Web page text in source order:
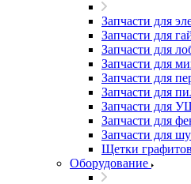
Запчасти для
Запчасти для
Запчасти для
Запчасти для
Запчасти для
Запчасти для
Запчасти для
Запчасти для
Запчасти для
Щетки
Оборудование